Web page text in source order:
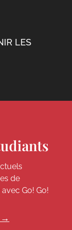
LES
de
Go! Go!
→